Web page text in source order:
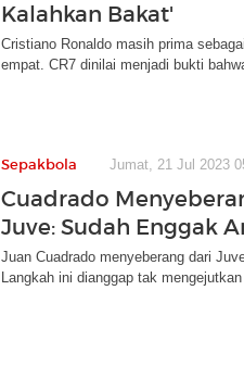
Kalahkan Bakat'
Cristiano Ronaldo masih prima
empat. CR7 dinilai menjadi bukti
Sepakbola Jumat, 21 Jul 2023
Cuadrado
Juve: Sudah Enggak
Juan Cuadrado menyeberang dari
Langkah ini dianggap tak